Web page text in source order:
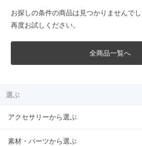
お探しの条件の商品は見つかりませんで
再度お試しください。
全商品一覧へ
選ぶ
アクセサリーから選ぶ
素材・パーツから選ぶ